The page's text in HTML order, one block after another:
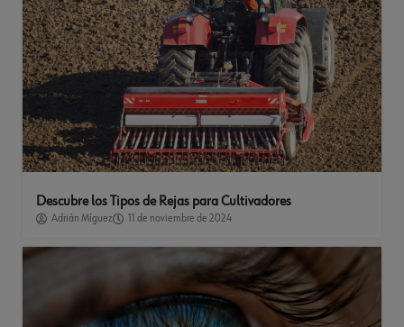
Descubre los Tipos de Rejas para Cultivadores
Adrián Míguez 11 de noviembre de 2024